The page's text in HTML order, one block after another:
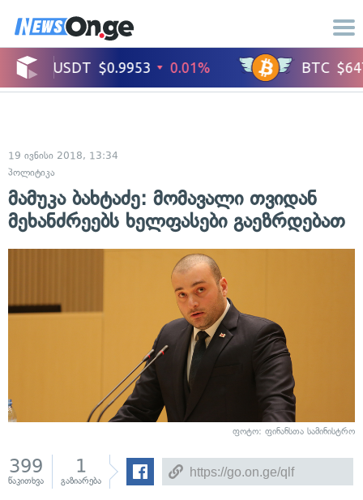
19 ივნისი 2018, 13:34
პოლიტიკა
მამუკა ბახტაძე: მომავალი თვიდან
მეხანძრეებს ხელფასები გაეზრდებათ
ფოტო: ფინანსთა სამინისტრო
399
წაკითხვა
1
გაზიარება